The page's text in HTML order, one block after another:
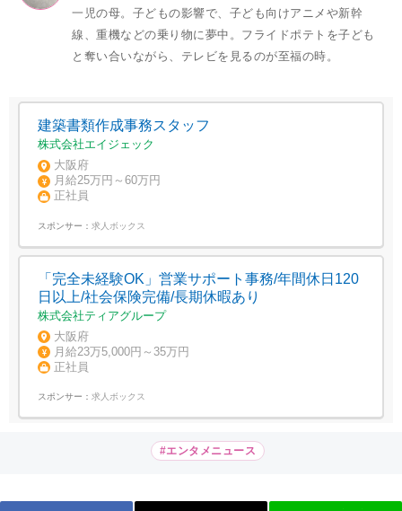
一児の母。子どもの影響で、子ども向けアニメや新幹
線、重機などの乗り物に夢中。フライドポテトを子ども
と奪い合いながら、テレビを見るのが至福の時。
建築書類作成事務スタッフ
株式会社エイジェック
大阪府
月給25万円～60万円
正社員
スポンサー： 求人ボックス
「完全未経験OK」営業サポート事務/年間休日120
日以上/社会保険完備/長期休暇あり
株式会社ティアグループ
大阪府
月給23万5,000円～35万円
正社員
スポンサー： 求人ボックス
#エンタメニュース